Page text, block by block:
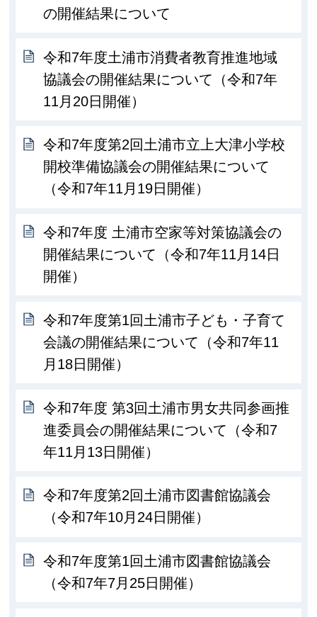
の開催結果について
令和7年度土浦市消費者教育推進地域
協議会の開催結果について（令和7年
11月20日開催）
令和7年度第2回土浦市立上大津小学校
開校準備協議会の開催結果について
（令和7年11月19日開催）
令和7年度 土浦市空家等対策協議会の
開催結果について（令和7年11月14日
開催）
令和7年度第1回土浦市子ども・子育て
会議の開催結果について（令和7年11
月18日開催）
令和7年度 第3回土浦市男女共同参画推
進委員会の開催結果について（令和7
年11月13日開催）
令和7年度第2回土浦市図書館協議会
（令和7年10月24日開催）
令和7年度第1回土浦市図書館協議会
（令和7年7月25日開催）